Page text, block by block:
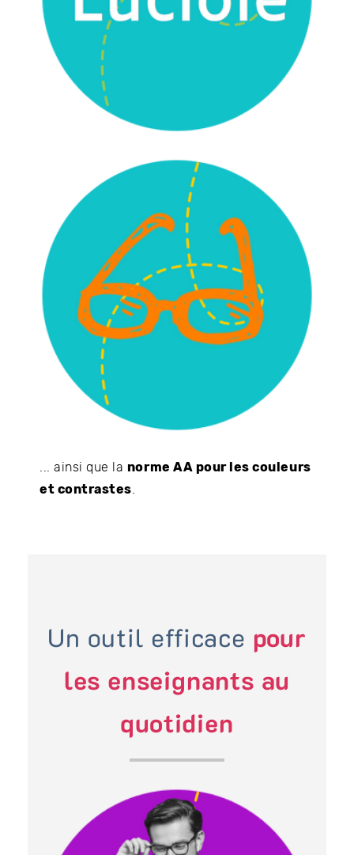
... ainsi que la norme AA pour les couleurs
et contrastes
Un outil efficace pour
les enseignants au
quotidien